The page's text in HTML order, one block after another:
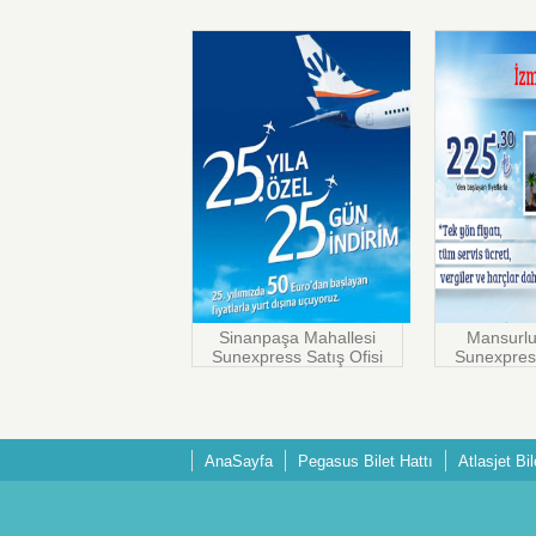
Sinanpaşa Mahallesi
Sunexpress Satış Ofisi
AnaSayfa Pegasus Bilet Hattı Atlasjet